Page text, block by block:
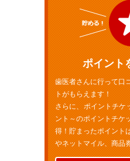
ポイント
歯医者さんに行って口
トがもらえます！
さらに、ポイントチケ
ント～のポイントチケ
得！貯まったポイント
やネットマイル、商品